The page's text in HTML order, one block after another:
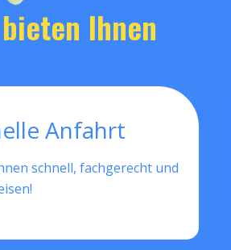
Ihnen
Anfahrt
schnell, fachgerecht und